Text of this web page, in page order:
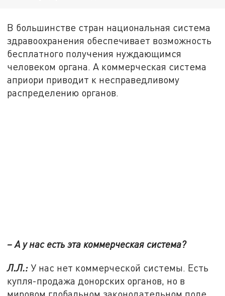
В большинстве стран национальная система
здравоохранения обеспечивает возможность
бесплатного получения нуждающимся
человеком органа. А коммерческая система
априори приводит к несправедливому
распределению органов.
– А у нас есть эта коммерческая система?
Л.Л.: У нас нет коммерческой системы. Есть
купля-продажа донорских органов, но в